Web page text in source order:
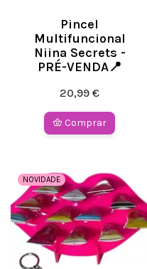
Pincel
Multifuncional
Niina Secrets -
PRÉ-VENDA📍
20,99 €
Comprar
NOVIDADE